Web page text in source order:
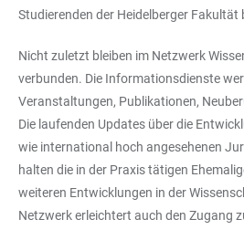
Studierenden der Heidelberger Fakultät
Nicht zuletzt bleiben im Netzwerk
verbunden. Die Informationsdienste
Veranstaltungen, Publikationen,
Die laufenden Updates über die
wie international hoch angesehenen
halten die in der Praxis tätigen
weiteren Entwicklungen in der
Netzwerk erleichtert auch den Zugang